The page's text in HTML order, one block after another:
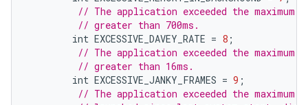
// The application exceeded the
// greater than 700ms.
int EXCESSIVE_DAVEY_RATE = 8 ;
// The application exceeded the
// greater than 16ms.
int EXCESSIVE_JANKY_FRAMES = 9 ;
// The application exceeded the